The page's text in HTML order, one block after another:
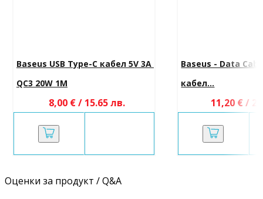
Baseus USB Type-C кабел 5V 3A
QC3 20W 1M
8,00 € / 15.65 лв.
Baseus - Data
кабел...
11,20 € /
Оценки за продукт / Q&A